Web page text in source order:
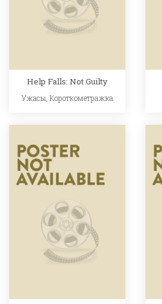
Help Falls: Not Guilty
Ужасы Короткометражка